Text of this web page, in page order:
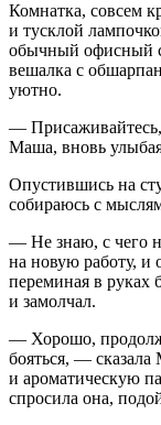
Комнатка, совсем
и тусклой
обычный офисный
вешалка с
уютно.
—
Маша, вновь
Опустившись на
собираюсь с
— Не знаю, с чего
на новую работу, и
переминая в руках
и замолчал.
— Хорошо,
бояться, —
и ароматическую
спросила она,